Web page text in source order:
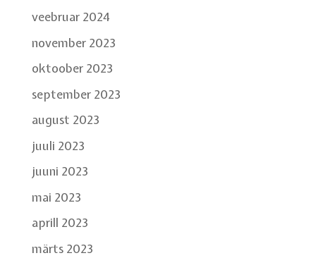
veebruar 2024
november 2023
oktoober 2023
september 2023
august 2023
juuli 2023
juuni 2023
mai 2023
aprill 2023
märts 2023